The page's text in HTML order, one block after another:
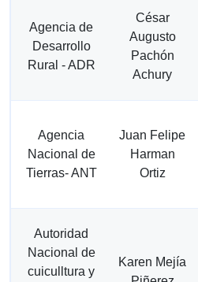
Agencia de
Desarrollo
Rural - ADR
César
Augusto
Pachón
Achury
Agencia
Nacional de
Tierras- ANT
Juan Felipe
Harman
Ortiz
Autoridad
Nacional de
cuiculltura y
Karen Mejía